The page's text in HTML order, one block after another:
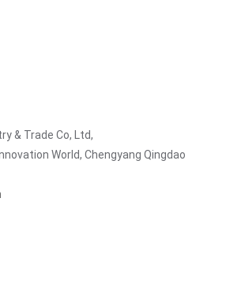
& Trade Co, Ltd,
World, Chengyang Qingdao